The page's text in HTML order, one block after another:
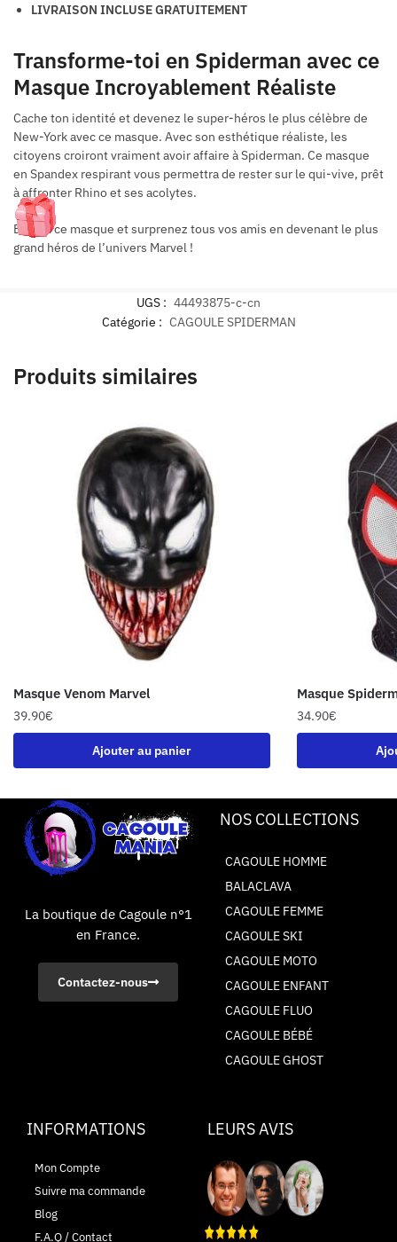
LIVRAISON INCLUSE GRATUITEMENT
Transforme-toi en Spiderman avec ce
Masque Incroyablement Réaliste
Cache ton identité et devenez le super-héros le plus célèbre de
New-York avec ce masque. Avec son esthétique réaliste, les
citoyens croiront vraiment avoir affaire à Spiderman. Ce masque
en Spandex respirant vous permettra de rester sur le qui-vive, prêt
à affronter Rhino et ses acolytes.
Enfilez ce masque et surprenez tous vos amis en devenant le plus
grand héros de l’univers Marvel !
UGS : 44493875-c-cn
Catégorie : CAGOULE SPIDERMAN
Produits similaires
Masque Venom Marvel
39.90€
Ajouter au panier
Masque
34.90€
La boutique de Cagoule n°1
en France.
Contactez-nous
NOS COLLECTIONS
CAGOULE HOMME
BALACLAVA
CAGOULE FEMME
CAGOULE SKI
CAGOULE MOTO
CAGOULE ENFANT
CAGOULE FLUO
CAGOULE BÉBÉ
CAGOULE GHOST
INFORMATIONS
Mon Compte
Suivre ma commande
Blog
F.A.Q / Contact
LEURS AVIS